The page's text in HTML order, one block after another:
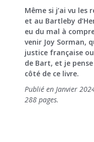
Même si j’ai vu les
et au Bartleby
eu du mal à
venir Joy Sorman,
justice française
de Bart, et je
côté de ce livre.
Publié en Janvier
288 pages.